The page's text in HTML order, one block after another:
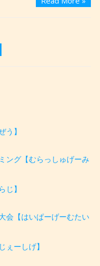
う】
ング【むらっしゅげーみ
じ】
会【はいぱーげーむたい
ぇーしげ】